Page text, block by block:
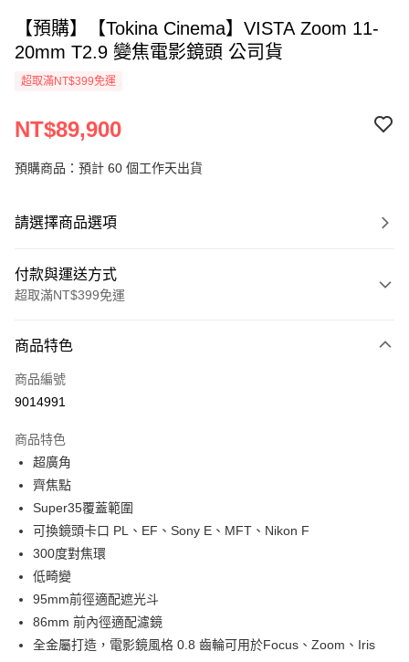
【預購】【Tokina Cinema】VISTA Zoom 11-
20mm T2.9 變焦電影鏡頭 公司貨
超取滿NT$399免運
NT$89,900
預購商品：預計 60 個工作天出貨
請選擇商品選項
付款與運送方式
超取滿NT$399免運
信用卡一次付款
信用卡分期付款
合作金庫商業銀行
華南商業銀行
上海商業儲蓄銀行
國泰世華商業銀行
臺灣中小企業銀行
台中商業銀行
匯豐（台灣）商業銀行
聯邦商業銀行
元大商業銀行
玉山商業銀行
台新國際商業銀行
台灣樂天信用卡公司
6 期 0 利率 每期
華南商業銀行
上海商業儲蓄銀行
國泰世華商業銀行
兆豐國際商業銀行
臺灣中小企業銀行
匯豐（台灣）商業銀行
聯邦商業銀行
元大商業銀行
玉山商業銀行
台新國際商業銀行
中國信託商業銀行
12 期 0 利率 每期
合作金庫商業銀行
上海商業儲蓄銀行
國泰世華商業銀行
臺灣中小企業銀行
匯豐（台灣）商業銀行
聯邦商業銀行
元大商業銀行
永豐商業銀行
玉山商業銀行
星展（台灣）商業銀行
超商取貨付款
LINE Pay
Apple Pay
街口支付
悠遊付
商品特色
商品編號
9014991
商品特色
超廣角
齊焦點
Super35覆蓋範圍
可換鏡頭卡口 PL、EF、Sony E、MFT、Nikon F
300度對焦環
低畸變
95mm前徑適配遮光斗
86mm 前內徑適配濾鏡
全金屬打造，電影鏡風格 0.8 齒輪可用於Focus、Zoom、Iris